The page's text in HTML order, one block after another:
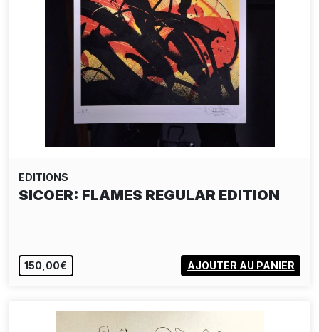
EDITIONS
MARTIN SALAJKA: BLOOMING
150,00€ AJOUTER AU PANIER